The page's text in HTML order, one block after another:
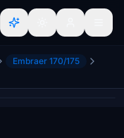
Embraer 170/175